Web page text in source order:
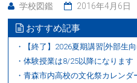
学校図鑑 2016年4月6日
おすすめ記事
・【終了】2026夏期講習[外部生向
・体験授業は8/25以降になります
・青森市内高校の文化祭カレンダ